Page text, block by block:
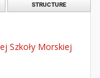
STRUCTURE
Szkoły Morskiej